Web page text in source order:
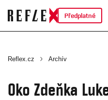
Předplatné
Reflex.cz Archív
Oko Zdeňka